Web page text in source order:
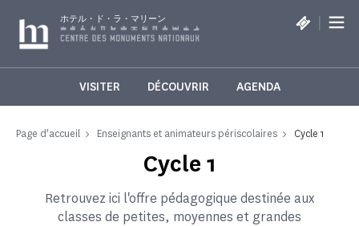
ホテル・ド・ラ・マリーン |
VISITER DÉCOUVRIR AGENDA
Page d'accueil Enseignants et animateurs périscolaires Cycle 1
Cycle 1
Retrouvez ici l'offre pédagogique destinée aux
classes de petites, moyennes et grandes